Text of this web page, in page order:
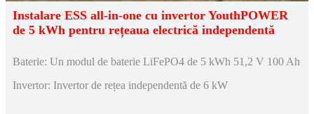
Instalare ESS all-in-one cu invertor YouthPOWER
de 5 kWh pentru rețeaua electrică independentă
Baterie: Un modul de baterie LiFePO4 de 5 kWh 51,2 V 100 Ah
Invertor: Invertor de rețea independentă de 6 kW